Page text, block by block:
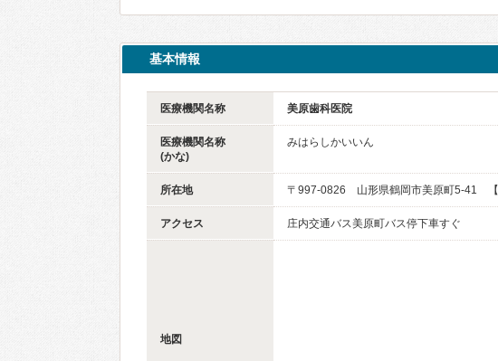
基本情報
医療機関名称 美原歯科医院
医療機関名称
(かな)
みはらしかいいん
所在地 〒997-0826 山形県鶴岡市美原町5-41 【
アクセス 庄内交通バス美原町バス停下車すぐ
地図